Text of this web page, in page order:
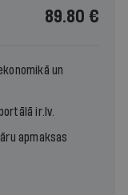
89.80 €
un
ir.lv.
apmaksas